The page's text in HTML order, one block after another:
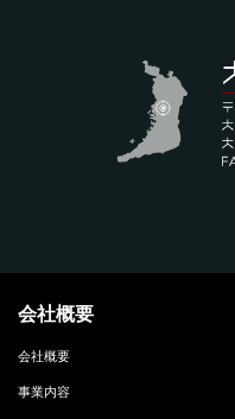
会社概要
会社概要
事業内容